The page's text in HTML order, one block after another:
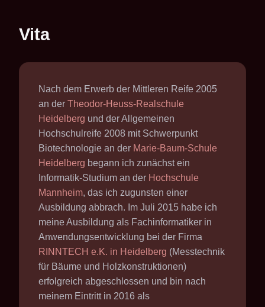
Vita
Nach dem Erwerb der Mittleren Reife 2005
an der Theodor-Heuss-Realschule
Heidelberg und der Allgemeinen
Hochschulreife 2008 mit Schwerpunkt
Biotechnologie an der Marie-Baum-Schule
Heidelberg begann ich zunächst ein
Informatik-Studium an der Hochschule
Mannheim, das ich zugunsten einer
Ausbildung abbrach. Im Juli 2015 habe ich
meine Ausbildung als Fachinformatiker in
Anwendungsentwicklung bei der Firma
RINNTECH e.K. in Heidelberg (Messtechnik
für Bäume und Holzkonstruktionen)
erfolgreich abgeschlossen und bin nach
meinem Eintritt in 2016 als